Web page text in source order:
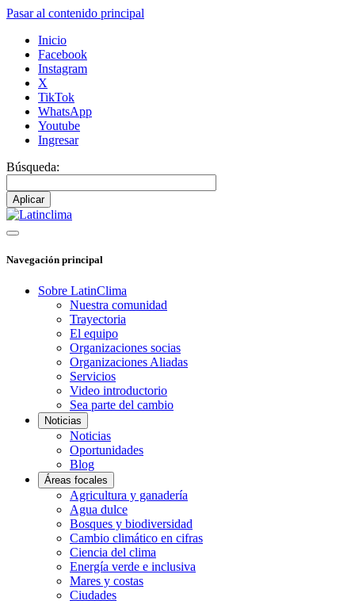
Pasar al contenido principal
Inicio
Facebook
Instagram
X
TikTok
WhatsApp
Youtube
Ingresar
Búsqueda:
Navegación principal
Sobre LatinClima
Nuestra comunidad
Trayectoria
El equipo
Organizaciones socias
Organizaciones Aliadas
Servicios
Video introductorio
Sea parte del cambio
Noticias
Noticias
Oportunidades
Blog
Áreas focales
Agricultura y ganadería
Agua dulce
Bosques y biodiversidad
Cambio climático en cifras
Ciencia del clima
Energía verde e inclusiva
Mares y costas
Ciudades